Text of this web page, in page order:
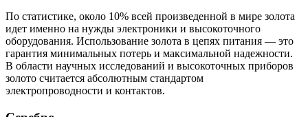
По статистике, около 10% всей произведенной в мире золота
идет именно на нужды электроники и высокоточного
оборудования. Использование золота в цепях питания — это
гарантия минимальных потерь и максимальной надежности.
В области научных исследований и высокоточных приборов
золото считается абсолютным стандартом
электропроводности и контактов.